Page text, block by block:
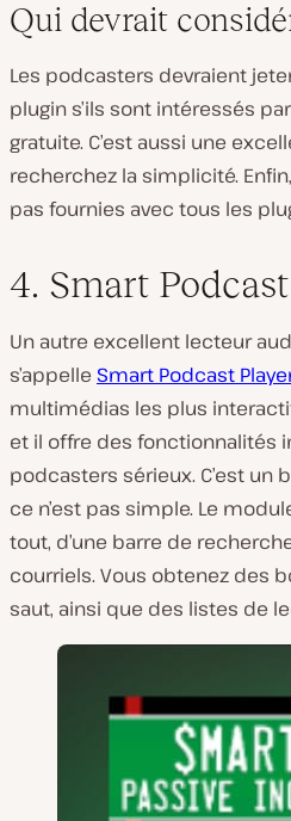
Qui devrait
Les podcasters devraient
plugin s’ils sont intéressés
gratuite. C’est aussi une
recherchez la simplicité.
pas fournies avec tous les
4. Smart
Un autre excellent lecteur
s’appelle Smart Podcast
multimédias les plus
et il offre des fonctionnalités
podcasters sérieux. C’est un
ce n’est pas simple. Le
tout, d’une barre de
courriels. Vous obtenez des
saut, ainsi que des listes de